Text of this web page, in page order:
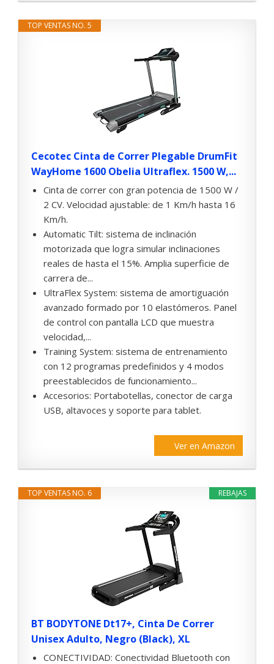
TOP VENTAS NO. 5
Cecotec Cinta de Correr Plegable DrumFit
WayHome 1600 Obelia Ultraflex. 1500 W,...
Cinta de correr con gran potencia de 1500 W /
2 CV. Velocidad ajustable: de 1 Km/h hasta 16
Km/h.
Automatic Tilt: sistema de inclinación
motorizada que logra simular inclinaciones
reales de hasta el 15%. Amplia superficie de
carrera de...
UltraFlex System: sistema de amortiguación
avanzado formado por 10 elastómeros. Panel
de control con pantalla LCD que muestra
velocidad,...
Training System: sistema de entrenamiento
con 12 programas predefinidos y 4 modos
preestablecidos de funcionamiento...
Accesorios: Portabotellas, conector de carga
USB, altavoces y soporte para tablet.
Ver en Amazon
REBAJAS
TOP VENTAS NO. 6
BT BODYTONE Dt17+, Cinta De Correr
Unisex Adulto, Negro (Black), XL
CONECTIVIDAD: Conectividad Bluetooth con